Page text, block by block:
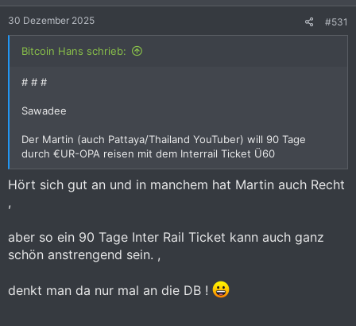
n
:
30 Dezember 2025 #531
Bitcoin Hans schrieb:
# # #
Sawadee
Der Martin (auch Pattaya/Thailand YouTuber) will 90 Tage
durch €UR-OPA reisen mit dem Interrail Ticket Ü60
Hört sich gut an und in manchem hat Martin auch Recht
,
aber so ein 90 Tage Inter Rail Ticket kann auch ganz
schön anstrengend sein. ,
denkt man da nur mal an die DB !